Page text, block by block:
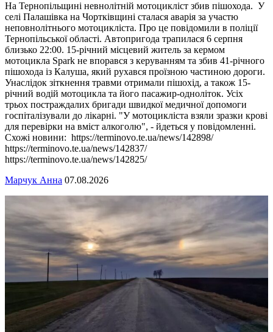
На Тернопільщині невнолітній мотоцикліст збив пішохода. У
селі Палашівка на Чортківщині сталася аварія за участю
неповнолітнього мотоцикліста. Про це повідомили в поліції
Тернопільської області. Автопригода трапилася 6 серпня
близько 22:00. 15-річний місцевий житель за кермом
мотоцикла Spark не впорався з керуванням та збив 41-річного
пішохода із Калуша, який рухався проїзною частиною дороги.
Унаслідок зіткнення травми отримали пішохід, а також 15-
річний водій мотоцикла та його пасажир-одноліток. Усіх
трьох постраждалих бригади швидкої медичної допомоги
госпіталізували до лікарні. "У мотоцикліста взяли зразки крові
для перевірки на вміст алкоголю", - йдеться у повідомленні.
Схожі новини: https://terminovo.te.ua/news/142898/
https://terminovo.te.ua/news/142837/
https://terminovo.te.ua/news/142825/
Марчук Анна 07.08.2026